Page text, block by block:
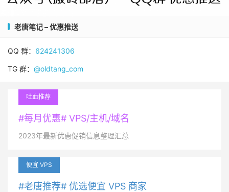
老唐笔记 – 优惠推送
QQ 群： 624241306
TG 群： @oldtang_com
吐血推荐
#每月优惠# VPS/主机/域名
2023年最新优惠促销信息整理汇总
便宜 VPS
#老唐推荐# 优选便宜 VPS 商家